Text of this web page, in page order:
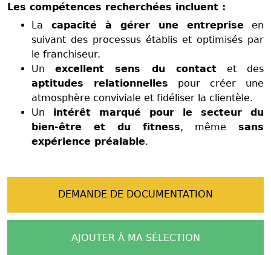
Les compétences recherchées incluent :
La capacité à gérer une entreprise en
suivant des processus établis et optimisés par
le franchiseur.
Unexcellent sens du contactet des
aptitudes relationnelles pour créer une
atmosphère conviviale et fidéliser la clientèle.
Un intérêt marqué pour le secteur du
bien-être et du fitness, même sans
expérience préalable.
DEMANDE DE DOCUMENTATION
AJOUTER À MA SÉLECTION